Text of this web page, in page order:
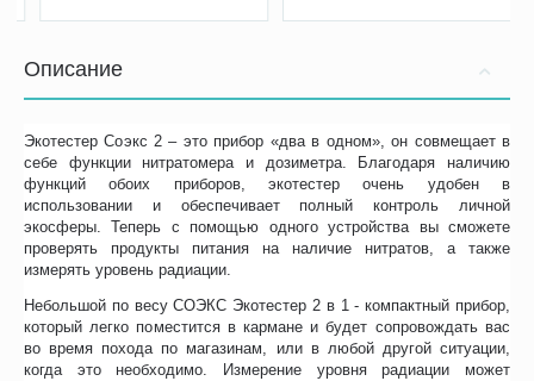
Описание
Экотестер Соэкс 2 – это прибор «два в одном», он совмещает в
себе функции нитратомера и дозиметра. Благодаря наличию
функций обоих приборов, экотестер очень удобен в
использовании и обеспечивает полный контроль личной
экосферы. Теперь с помощью одного устройства вы сможете
проверять продукты питания на наличие нитратов, а также
измерять уровень радиации.
Небольшой по весу СОЭКС Экотестер 2 в 1 - компактный прибор,
который легко поместится в кармане и будет сопровождать вас
во время похода по магазинам, или в любой другой ситуации,
когда это необходимо. Измерение уровня радиации может